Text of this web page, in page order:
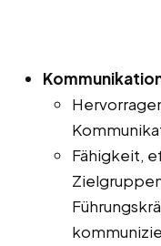
Fähigkeit,